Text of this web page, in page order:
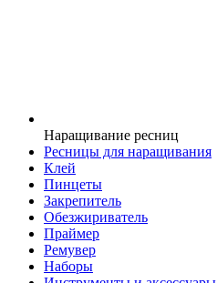
Наращивание ресниц
Ресницы для наращивания
Клей
Пинцеты
Закрепитель
Обезжириватель
Праймер
Ремувер
Наборы